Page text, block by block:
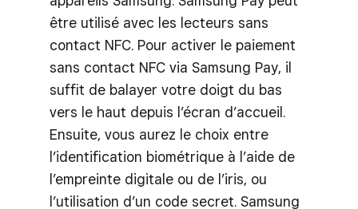
être utilisé avec les lecteurs sans
contact NFC. Pour activer le paiement
sans contact NFC via Samsung Pay, il
suffit de balayer votre doigt du bas
vers le haut depuis l’écran d’accueil.
Ensuite, vous aurez le choix entre
l’identification biométrique à l’aide de
l’empreinte digitale ou de l’iris, ou
l’utilisation d’un code secret. Samsung